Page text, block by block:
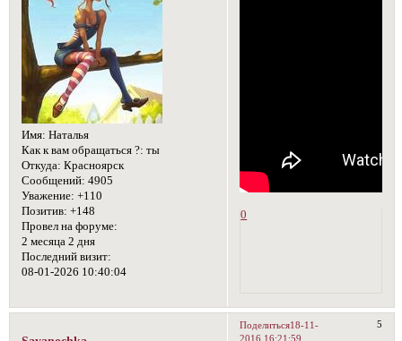
Имя: Наталья
Как к вам обращаться ?: ты
Откуда: Красноярск
Сообщений: 4905
Уважение: +110
Позитив: +148
Провел на форуме:
2 месяца 2 дня
Последний визит:
08-01-2026 10:40:04
0
Поделиться 5
18-11-
2016 16:21:59